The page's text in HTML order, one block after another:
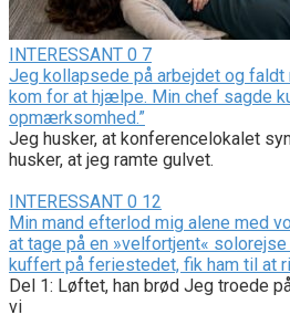
INTERESSANT 0 7
Jeg kollapsede på arbejdet og faldt
kom for at hjælpe. Min chef sagde
opmærksomhed.”
Jeg husker, at konferencelokalet
husker, at jeg ramte gulvet.
INTERESSANT 0 12
Min mand efterlod mig alene med
at tage på en »velfortjent«
kuffert på feriestedet, fik ham til at
Del 1: Løftet, han brød Jeg troede
vi